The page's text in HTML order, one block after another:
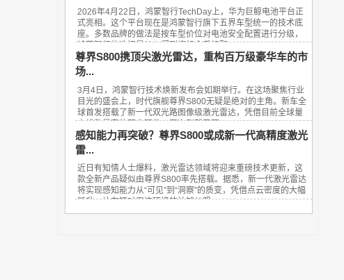
2026年4月22日，鸿蒙智行TechDay上，华为巨鲸电池平台正
式亮相。这个平台现在是鸿蒙智行旗下五界车型统一的技术底
座。多数品牌的做法是按车型价位对电池安全配置进行分级，
鸿蒙智行的选择是从入门到旗舰全系标配...
尊界S800携顶尖激光雷达，重构百万级豪华车的市
场...
3月4日，鸿蒙智行技术焕新发布会如期举行。在这场聚焦行业
目光的盛会上，时代旗舰尊界S800无疑是绝对的主角。新车全
球首发搭载了新一代双光路图像级激光雷达，凭借目前全球量
产线数最高的顶尖硬件，再次刷新了百...
感知能力再突破？尊界S800或成新一代高精度激光
雷...
近日有知情人士爆料，激光雷达领域将迎来重磅技术更新，这
款全新产品疑似由尊界S800率先搭载。据悉，新一代激光雷达
将实现感知能力从“可见”到“洞察”的质变，凭借点云密度的大幅
跃升，让车辆对周边环境的认知从粗...